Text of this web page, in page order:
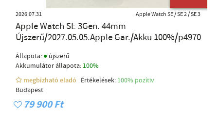
2026.07.31 Apple Watch SE / SE 2 / SE 3
Apple Watch SE 3Gen. 44mm
Újszerű/2027.05.05.Apple Gar./Akku 100%/p4970
Állapota: ● újszerű
Akkumulátor állapota: 100%
megbízható eladó
Értékelések: 100% pozítiv
Budapest
79 900 Ft